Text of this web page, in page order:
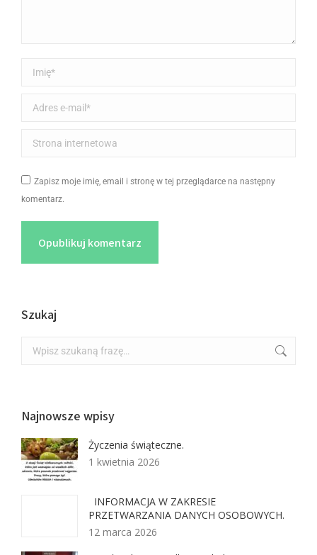
Imię *
Adres e-mail *
Strona internetowa
Zapisz moje imię, email i stronę w tej przeglądarce na następny
komentarz.
Opublikuj komentarz
Szukaj
Najnowsze wpisy
Życzenia świąteczne.
1 kwietnia 2026
INFORMACJA W ZAKRESIE
PRZETWARZANIA DANYCH OSOBOWYCH.
12 marca 2026